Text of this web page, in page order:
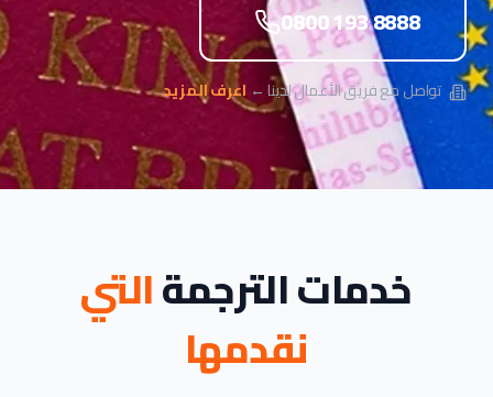
0800 193 8888
تواصل مع فريق الأعمال لدينا ←اعرف المزيد
خدمات الترجمةالتي
نقدمها